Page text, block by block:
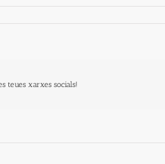
teues xarxes socials!